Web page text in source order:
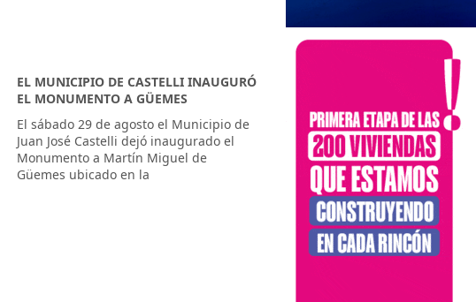
EL MUNICIPIO DE CASTELLI INAUGURÓ
EL MONUMENTO A GÜEMES
El sábado 29 de agosto el Municipio de
Juan José Castelli dejó inaugurado el
Monumento a Martín Miguel de
Güemes ubicado en la